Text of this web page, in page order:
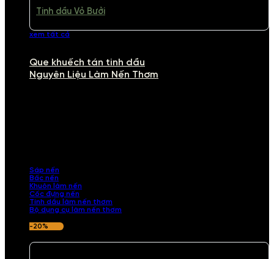
Tinh dầu Vỏ Bưởi
xem tất cả
Que khuếch tán tinh dầu
Nguyên Liệu Làm Nến Thơm
Sáp nến
Bấc nến
Khuôn làm nến
Cốc đựng nến
Tinh dầu làm nến thơm
Bộ dụng cụ làm nến thơm
-20%